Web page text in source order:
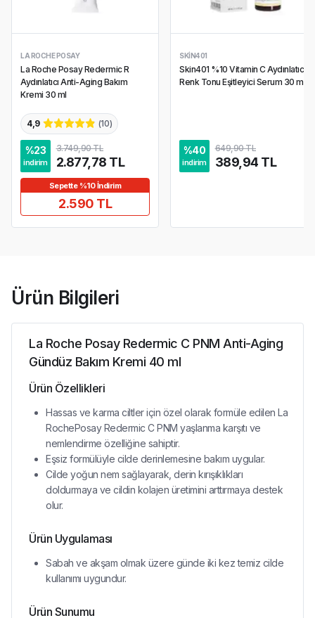
LA ROCHE POSAY
La Roche Posay Redermic R
Aydınlatıcı Anti-Aging Bakım
Kremi 30 ml
4,9 (10)
%23
indirim
3.749,90 TL
2.877,78 TL
Sepette %10 İndirim
2.590 TL
SKIN401
Skin401 %10 Vitamin C Aydınlatıcı
Renk Tonu Eşitleyici Serum 30 ml
%40
indirim
649,90 TL
389,94 TL
Ürün Bilgileri
La Roche Posay Redermic C PNM Anti-Aging
Gündüz Bakım Kremi 40 ml
Ürün Özellikleri
Hassas ve karma ciltler için özel olarak formüle edilen La
RochePosay Redermic C PNM yaşlanma karşıtı ve
nemlendirme özelliğine sahiptir.
Eşsiz formülüyle cilde derinlemesine bakım uygular.
Cilde yoğun nem sağlayarak, derin kırışıklıkları
doldurmaya ve cildin kolajen üretimini arttırmaya destek
olur.
Ürün Uygulaması
Sabah ve akşam olmak üzere günde iki kez temiz cilde
kullanımı uygundur.
Ürün Sunumu